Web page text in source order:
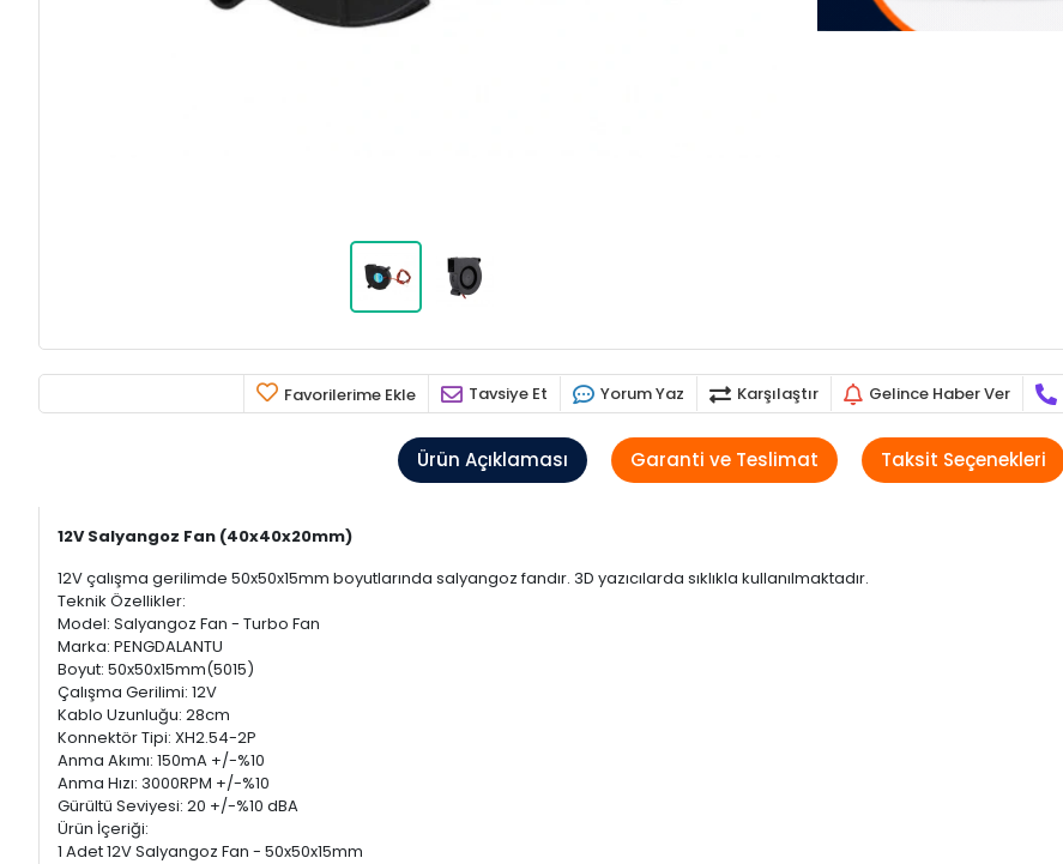
Favorilerime Ekle Tavsiye Et Yorum Yaz Karşılaştır Gelince Haber Ver
Ürün Açıklaması Garanti ve Teslimat Taksit Seçenekleri
12V Salyangoz Fan (40x40x20mm)
12V çalışma gerilimde 50x50x15mm boyutlarında salyangoz fandır. 3D yazıcılarda sıklıkla kullanılmaktadır.
Teknik Özellikler:
Model: Salyangoz Fan - Turbo Fan
Marka: PENGDALANTU
Boyut: 50x50x15mm(5015)
Çalışma Gerilimi: 12V
Kablo Uzunluğu: 28cm
Konnektör Tipi: XH2.54-2P
Anma Akımı: 150mA +/-%10
Anma Hızı: 3000RPM +/-%10
Gürültü Seviyesi: 20 +/-%10 dBA
Ürün İçeriği:
1 Adet 12V Salyangoz Fan - 50x50x15mm